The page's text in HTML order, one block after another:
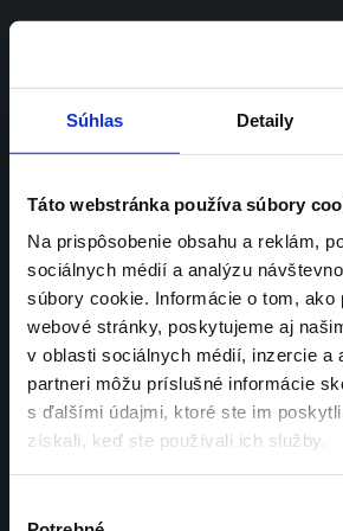
Súhlas Detaily
Táto webstránka používa súbory
Na prispôsobenie obsahu a reklám,
sociálnych médií a analýzu
súbory cookie. Informácie o tom, ako
webové stránky, poskytujeme aj
v oblasti sociálnych médií, inzercie a
partneri môžu príslušné informácie
s ďalšími údajmi, ktoré ste im
získali, keď ste používali ich služby.
Kampaň,
zmenila
lásky
Láska je totiž cit, ktorý